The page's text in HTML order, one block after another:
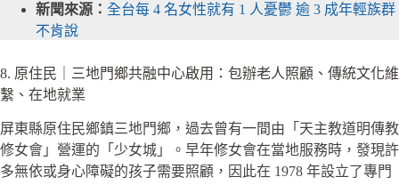
新聞來源： 全台每 4 名女性就有 1 人憂鬱 逾 3 成年輕族群
不肯說
8. 原住民｜三地門鄉共融中心啟用：包辦老人照顧、傳統文化維
繫、在地就業
屏東縣原住民鄉鎮三地門鄉，過去曾有一間由「天主教道明傳教
修女會」營運的「少女城」。早年修女會在當地服務時，發現許
多無依或身心障礙的孩子需要照顧，因此在 1978 年設立了專門